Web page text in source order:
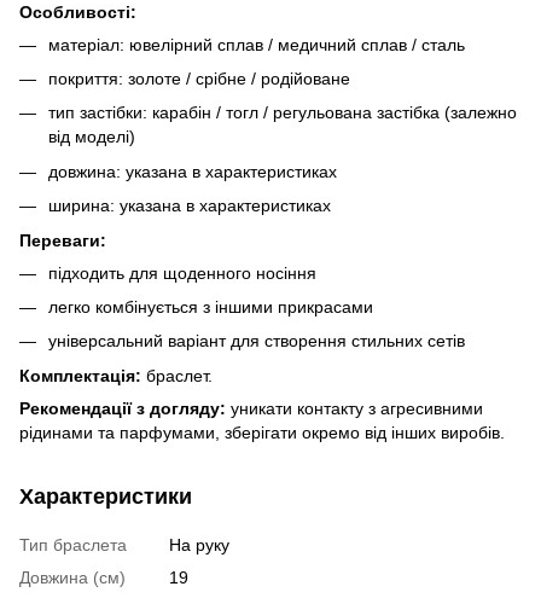
Особливості:
матеріал: ювелірний сплав / медичний сплав / сталь
покриття: золоте / срібне / родійоване
тип застібки: карабін / тогл / регульована застібка (залежно
від моделі)
довжина: указана в характеристиках
ширина: указана в характеристиках
Переваги:
підходить для щоденного носіння
легко комбінується з іншими прикрасами
універсальний варіант для створення стильних сетів
Комплектація: браслет.
Рекомендації з догляду: уникати контакту з агресивними
рідинами та парфумами, зберігати окремо від інших виробів.
Характеристики
Тип браслета
На руку
Довжина (см)
19